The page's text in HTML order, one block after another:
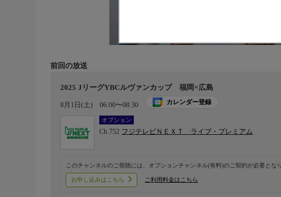
前回の放送
2025 JリーグYBCルヴァンカップ 福岡×広島
8月1日(土) 06:00〜08:30 カレンダー登録
オプション
Ch.752 フジテレビＮＥＸＴ ライブ・プレミアム
このチャンネルのご視聴には、オプションチャンネル(有料)のご契約が必要とな
お申し込みはこちら ご利用料金はこちら